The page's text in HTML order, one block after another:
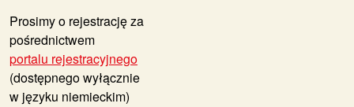
Prosimy o rejestrację za
pośrednictwem
portalu rejestracyjnego
(dostępnego wyłącznie
w języku niemieckim)